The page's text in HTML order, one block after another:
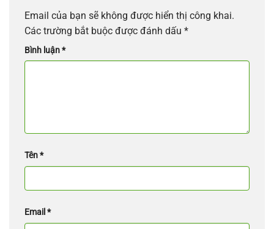
Email của bạn sẽ không được hiển thị công khai.
Các trường bắt buộc được đánh dấu *
Bình luận*
Tên*
Email *